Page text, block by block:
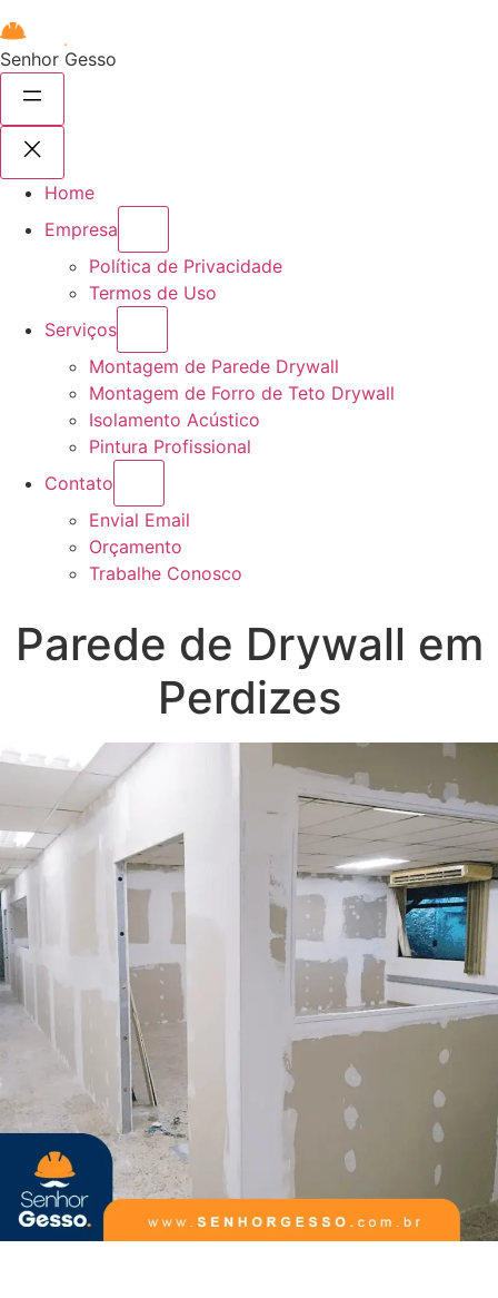
Senhor Gesso
Home
Empresa
Política de Privacidade
Termos de Uso
Serviços
Montagem de Parede Drywall
Montagem de Forro de Teto Drywall
Isolamento Acústico
Pintura Profissional
Contato
Envial Email
Orçamento
Trabalhe Conosco
Parede de Drywall em
Perdizes